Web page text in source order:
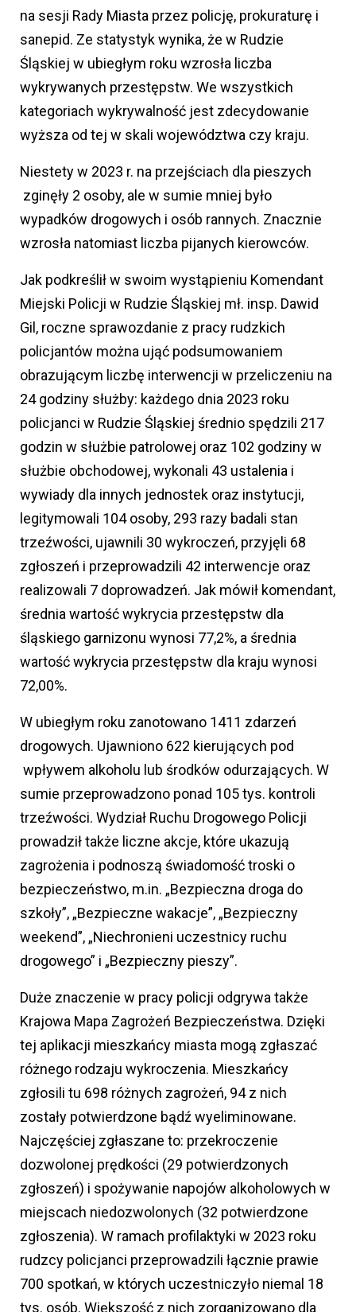
na sesji Rady Miasta przez policję, prokuraturę i
sanepid. Ze statystyk wynika, że w Rudzie
Śląskiej w ubiegłym roku wzrosła liczba
wykrywanych przestępstw. We wszystkich
kategoriach wykrywalność jest zdecydowanie
wyższa od tej w skali województwa czy kraju.
Niestety w 2023 r. na przejściach dla pieszych
zginęły 2 osoby, ale w sumie mniej było
wypadków drogowych i osób rannych. Znacznie
wzrosła natomiast liczba pijanych kierowców.
Jak podkreślił w swoim wystąpieniu Komendant
Miejski Policji w Rudzie Śląskiej mł. insp. Dawid
Gil, roczne sprawozdanie z pracy rudzkich
policjantów można ująć podsumowaniem
obrazującym liczbę interwencji w przeliczeniu na
24 godziny służby: każdego dnia 2023 roku
policjanci w Rudzie Śląskiej średnio spędzili 217
godzin w służbie patrolowej oraz 102 godziny w
służbie obchodowej, wykonali 43 ustalenia i
wywiady dla innych jednostek oraz instytucji,
legitymowali 104 osoby, 293 razy badali stan
trzeźwości, ujawnili 30 wykroczeń, przyjęli 68
zgłoszeń i przeprowadzili 42 interwencje oraz
realizowali 7 doprowadzeń. Jak mówił komendant,
średnia wartość wykrycia przestępstw dla
śląskiego garnizonu wynosi 77,2%, a średnia
wartość wykrycia przestępstw dla kraju wynosi
72,00%.
W ubiegłym roku zanotowano 1411 zdarzeń
drogowych. Ujawniono 622 kierujących pod
wpływem alkoholu lub środków odurzających. W
sumie przeprowadzono ponad 105 tys. kontroli
trzeźwości. Wydział Ruchu Drogowego Policji
prowadził także liczne akcje, które ukazują
zagrożenia i podnoszą świadomość troski o
bezpieczeństwo, m.in. „Bezpieczna droga do
szkoły”, „Bezpieczne wakacje”, „Bezpieczny
weekend”, „Niechronieni uczestnicy ruchu
drogowego” i „Bezpieczny pieszy”.
Duże znaczenie w pracy policji odgrywa także
Krajowa Mapa Zagrożeń Bezpieczeństwa. Dzięki
tej aplikacji mieszkańcy miasta mogą zgłaszać
różnego rodzaju wykroczenia. Mieszkańcy
zgłosili tu 698 różnych zagrożeń, 94 z nich
zostały potwierdzone bądź wyeliminowane.
Najczęściej zgłaszane to: przekroczenie
dozwolonej prędkości (29 potwierdzonych
zgłoszeń) i spożywanie napojów alkoholowych w
miejscach niedozwolonych (32 potwierdzone
zgłoszenia). W ramach profilaktyki w 2023 roku
rudzcy policjanci przeprowadzili łącznie prawie
700 spotkań, w których uczestniczyło niemal 18
tys. osób. Większość z nich zorganizowano dla